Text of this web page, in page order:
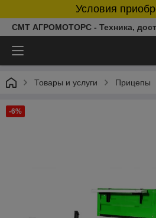
Условия
СМТ АГРОМОТОРС - Техника,
Товары и услуги Прицепы
-6%